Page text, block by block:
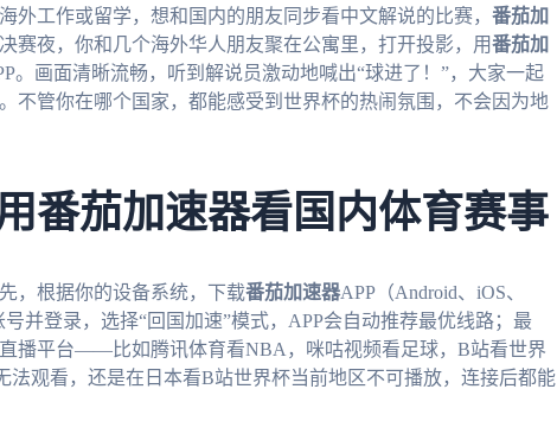
外工作或留学，想和国内的朋友同步看中文解说的比赛， 番茄加
赛夜，你和几个海外华人朋友聚在公寓里，打开投影，用番茄加
。画面清晰流畅，听到解说员激动地喊出“球进了！”，大家一起
不管你在哪个国家，都能感受到世界杯的热闹氛围，不会因为地
番茄加速器看国内体育赛事
，根据你的设备系统，下载番茄加速器APP（Android、iOS、
并登录，选择“回国加速”模式，APP会自动推荐最优线路；最
播平台——比如腾讯体育看NBA，咪咕视频看足球，B站看世界
法观看，还是在日本看B站世界杯当前地区不可播放，连接后都能